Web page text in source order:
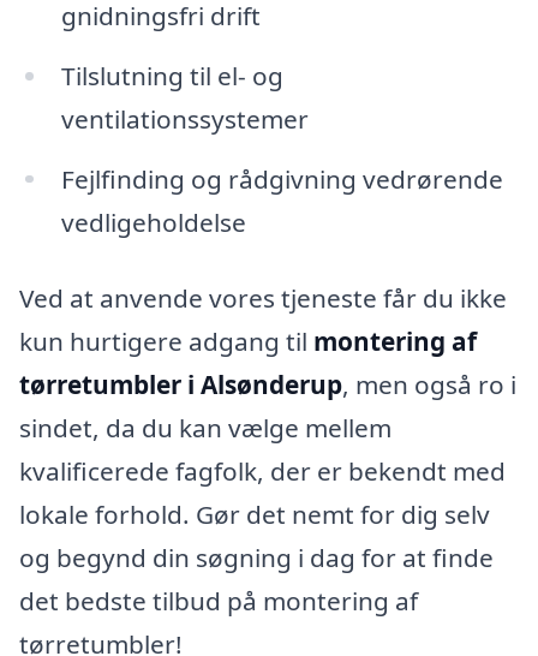
gnidningsfri drift
Tilslutning til el- og
ventilationssystemer
Fejlfinding og rådgivning vedrørende
vedligeholdelse
Ved at anvende vores tjeneste får du ikke
kun hurtigere adgang til montering af
tørretumbler i Alsønderup, men også ro i
sindet, da du kan vælge mellem
kvalificerede fagfolk, der er bekendt med
lokale forhold. Gør det nemt for dig selv
og begynd din søgning i dag for at finde
det bedste tilbud på montering af
tørretumbler!